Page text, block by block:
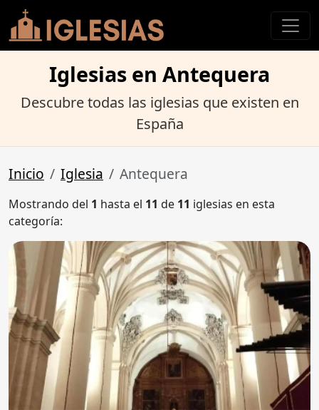
Iglesias en Antequera
Descubre todas las iglesias que existen en
España
Inicio Iglesia Antequera
Mostrando del 1 hasta el 11 de 11 iglesias en esta
categoría: